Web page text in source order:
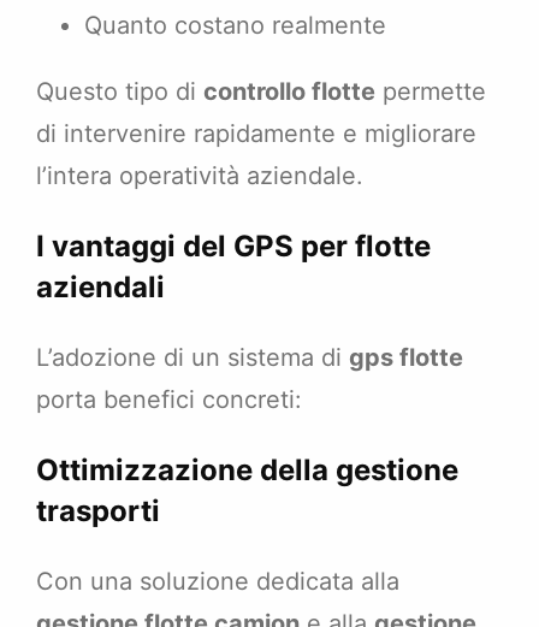
Quanto costano realmente
Questo tipo di controllo flotte permette
di intervenire rapidamente e migliorare
l’intera operatività aziendale.
I vantaggi del GPS per flotte
aziendali
L’adozione di un sistema di gps flotte
porta benefici concreti:
Ottimizzazione della gestione
trasporti
Con una soluzione dedicata alla